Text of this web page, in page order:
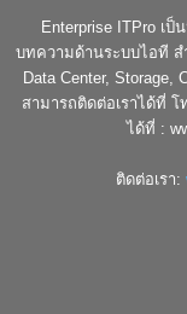
Enterprise ITPro เ
บทความด้านระบบไอที ส
Data Center, Storage,
สามารถติดต่อเราได้ที่
ได้ที่ :
ติดต่อเรา: